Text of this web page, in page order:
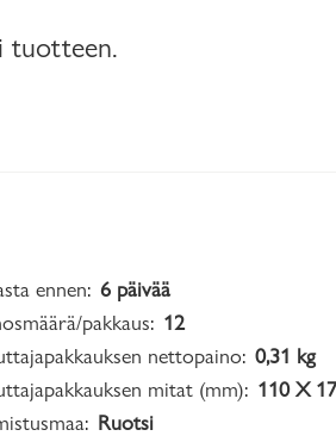
tuotteen.
ennen: 6 päivää
pakkaus: 12
nettopaino: 0,31 kg
mitat (mm): 110 X
Ruotsi